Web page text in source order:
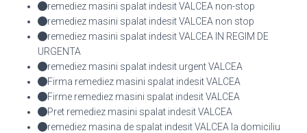
remediez masini spalat indesit VALCEA non-stop
remediez masini spalat indesit VALCEA non stop
remediez masini spalat indesit VALCEA IN REGIM DE
URGENTA
remediez masini spalat indesit urgent VALCEA
Firma remediez masini spalat indesit VALCEA
Firme remediez masini spalat indesit VALCEA
Pret remediez masini spalat indesit VALCEA
remediez masina de spalat indesit VALCEA la domiciliu